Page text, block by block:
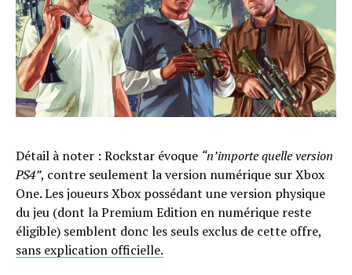
Détail à noter : Rockstar évoque “n’importe quelle version
PS4”, contre seulement la version numérique sur Xbox
One. Les joueurs Xbox possédant une version physique
du jeu (dont la Premium Edition en numérique reste
éligible) semblent donc les seuls exclus de cette offre,
sans explication officielle.